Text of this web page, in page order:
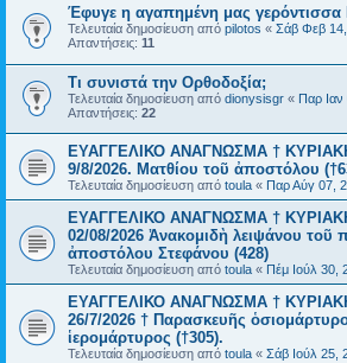
Έφυγε η αγαπημένη μας γερόντισσα
Τελευταία δημοσίευση από pilotos « Σάβ Φεβ
Απαντήσεις: 11
Τι συνιστά την Ορθοδοξία;
Τελευταία δημοσίευση από dionysisgr « Παρ
Απαντήσεις: 22
ΕΥΑΓΓΕΛΙΚΟ ΑΝΑΓΝΩΣΜΑ †
9/8/2026. Ματθίου τοῦ ἀποστόλου
Τελευταία δημοσίευση από toula « Παρ Αύγ 07,
ΕΥΑΓΓΕΛΙΚΟ ΑΝΑΓΝΩΣΜΑ †
02/08/2026 Ἀνακομιδὴ λειψάνου τοῦ
ἀποστόλου Στεφάνου (428)
Τελευταία δημοσίευση από toula « Πέμ Ιούλ 30,
ΕΥΑΓΓΕΛΙΚΟ ΑΝΑΓΝΩΣΜΑ †
26/7/2026 † Παρασκευῆς
ἱερομάρτυρος (†305).
Τελευταία δημοσίευση από toula « Σάβ Ιούλ 25,